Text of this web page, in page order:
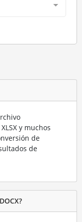
y muchos
de
de